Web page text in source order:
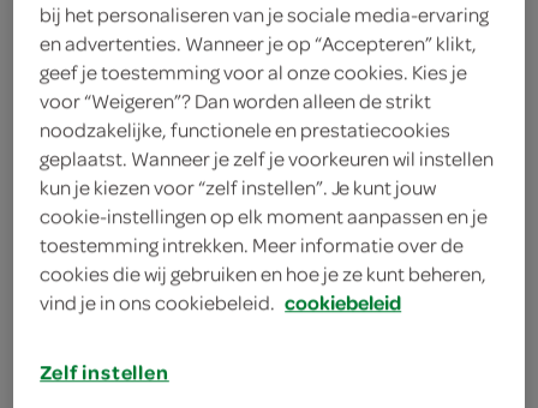
Let op: aanbiedingen zijn niet zichtbaar bij de
producten, maar worden wél automatisch
verwerkt in de winkelmand.
Benediktiner Witbier, Borrelgenot in een Blik!
Fris en fruitig speciaalbier
Perfect bij jouw borrelhapjes
Terras, BBQ, goed gezelschap favoriet
bij het personaliseren van je sociale media-ervaring
en advertenties. Wanneer je op “Accepteren” klikt,
geef je toestemming voor al onze cookies. Kies je
voor “Weigeren”? Dan worden alleen de strikt
noodzakelijke, functionele en prestatiecookies
geplaatst. Wanneer je zelf je voorkeuren wil instellen
kun je kiezen voor “zelf instellen”. Je kunt jouw
cookie-instellingen op elk moment aanpassen en je
toestemming intrekken. Meer informatie over de
cookies die wij gebruiken en hoe je ze kunt beheren,
vind je in ons cookiebeleid. cookiebeleid
Zelf instellen